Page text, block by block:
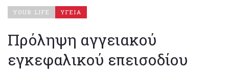
YOUR LIFE ΥΓΕΙΑ
Πρόληψη αγγειακού
εγκεφαλικού επεισοδίου